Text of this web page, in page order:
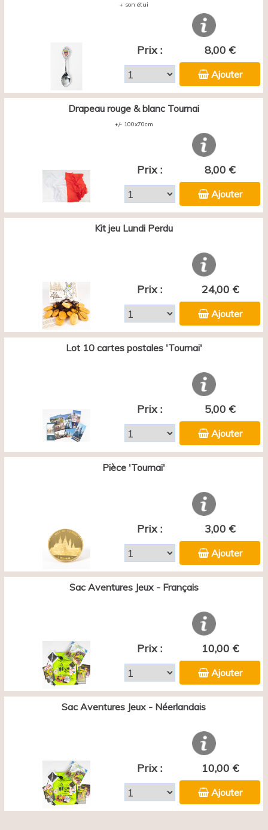
+ son étui
Prix : 8,00 €
Ajouter
Drapeau rouge & blanc Tournai
+/- 100x70cm
Prix : 8,00 €
Ajouter
Kit jeu Lundi Perdu
Prix : 24,00 €
Ajouter
Lot 10 cartes postales 'Tournai'
Prix : 5,00 €
Ajouter
Pièce 'Tournai'
Prix : 3,00 €
Ajouter
Sac Aventures Jeux - Français
Prix : 10,00 €
Ajouter
Sac Aventures Jeux - Néerlandais
Prix : 10,00 €
Ajouter